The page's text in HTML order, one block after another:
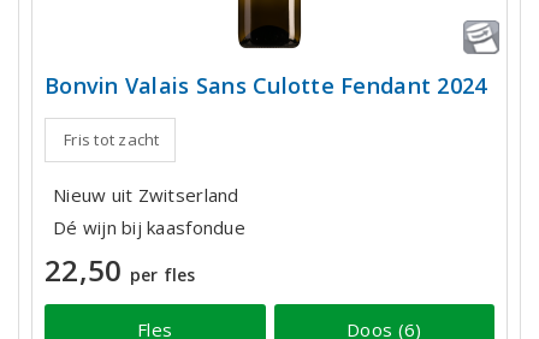
Bonvin Valais Sans Culotte Fendant 2024
Fris tot zacht
Nieuw uit Zwitserland
Dé wijn bij kaasfondue
22,50 per fles
Fles Doos (6)